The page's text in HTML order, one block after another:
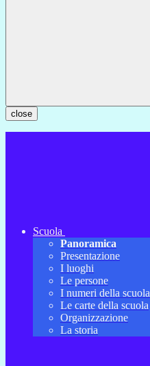
close
Scuola
Panoramica
Presentazione
I luoghi
Le persone
I numeri della scuola
Le carte della scuola
Organizzazione
La storia